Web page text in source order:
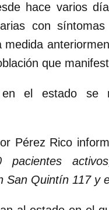
hace varios
con
medida
que
el estado se
Pérez Rico
pacientes
San Quintín 117 y